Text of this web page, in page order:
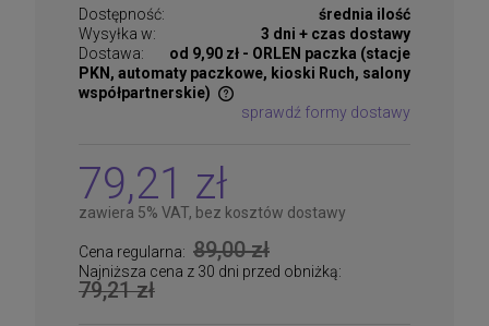
Dostępność:
średnia ilość
Wysyłka w:
3 dni + czas dostawy
Dostawa:
od 9,90 zł - ORLEN paczka (stacje
PKN, automaty paczkowe, kioski Ruch, salony
współpartnerskie)
Cena nie zawiera ewentualnych kosztów płatności
sprawdź formy dostawy
79,21 zł
zawiera 5% VAT, bez kosztów dostawy
Cena regularna: 89,00 zł
Najniższa cena z 30 dni przed obniżką:
79,21 zł